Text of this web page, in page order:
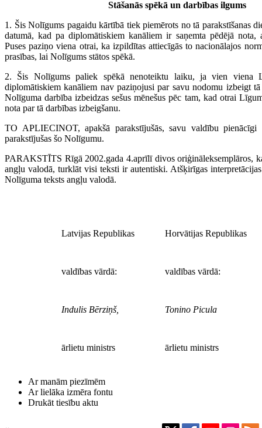
Stāšanās spēkā un darbības ilgums
1. Šis Nolīgums pagaidu kārtībā tiek piemērots no tā parakstīšanas
datumā, kad pa diplomātiskiem kanāliem ir saņemta pēdējā nota,
Puses paziņo viena otrai, ka izpildītas attiecīgās to nacionālajos
prasības, lai Nolīgums stātos spēkā.
2. Šis Nolīgums paliek spēkā nenoteiktu laiku, ja vien viena
diplomātiskiem kanāliem nav paziņojusi par savu nodomu izbeigt
Nolīguma darbība izbeidzas sešus mēnešus pēc tam, kad otrai
nota par tā darbības izbeigšanu.
TO APLIECINOT, apakšā parakstījušās, savu valdību pienācīgi
parakstījušas šo Nolīgumu.
PARAKSTĪTS Rīgā 2002.gada 4.aprīlī divos oriģināleksemplāros,
angļu valodā, turklāt visi teksti ir autentiski. Atšķirīgas
Nolīguma teksts angļu valodā.
Latvijas Republikas Horvātijas Republikas
valdības vārdā: valdības vārdā:
Indulis Bērziņš, Tonino Picula
ārlietu ministrs ārlietu ministrs
Ar manām piezīmēm
Ar lielāka izmēra fontu
Drukāt tiesību aktu